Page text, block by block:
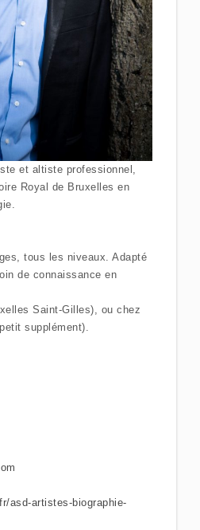
et altiste professionnel,
Royal de Bruxelles en
tous les niveaux. Adapté
de connaissance en
Saint-Gilles), ou chez
supplément).
asd-artistes-biographie-